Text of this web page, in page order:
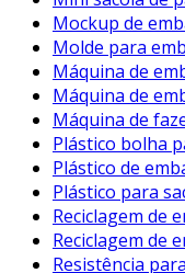
Mockup de
Molde para
Máquina de
Máquina de
Máquina de
Plástico bolha
Plástico de
Plástico para
Reciclagem de
Reciclagem de
Resistência